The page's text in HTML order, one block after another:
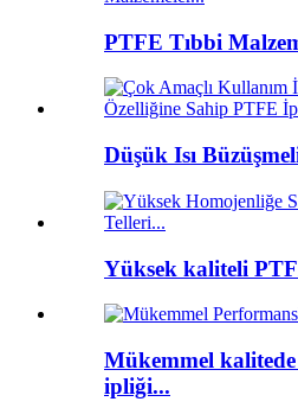
PTFE Tıbbi
Düşük Isı
Yüksek kaliteli
Mükemmel
ipliği...